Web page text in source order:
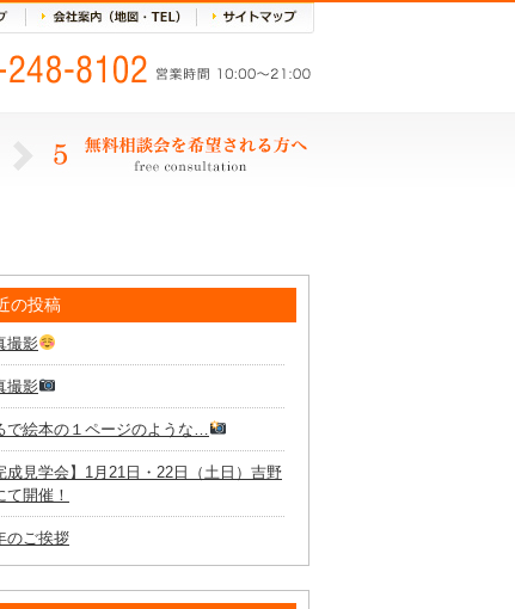
の投稿
撮影
撮影
で絵本の１ページのような…
成見学会】1月21日・22日（土日）吉野
て開催！
のご挨拶